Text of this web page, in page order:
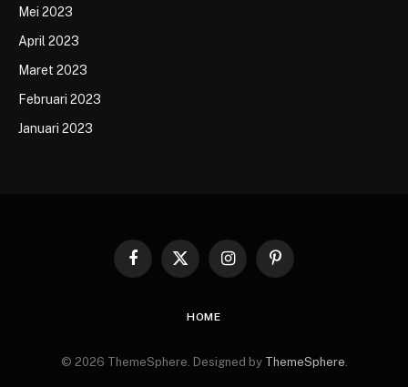
Mei 2023
April 2023
Maret 2023
Februari 2023
Januari 2023
Facebook
X
InstagramPinterest
HOME
© 2026 ThemeSphere. Designed by ThemeSphere.